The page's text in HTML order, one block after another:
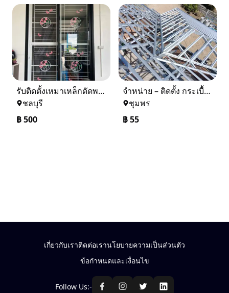
รับติดตั้งเหมาเหล็กดัดพร้อมมุ้งลวด
ชลบุรี
฿500
จำหน่าย – ติดตั้ง กระเบื้อง โครงหลังคา ถอดแบบแจ้งราคาฟรี
ชุมพร
฿55
เกี่ยวกับเราติดต่อเรานโยบายความเป็นส่วนตัว
ข้อกำหนดและเงื่อนไข
Follow Us:-